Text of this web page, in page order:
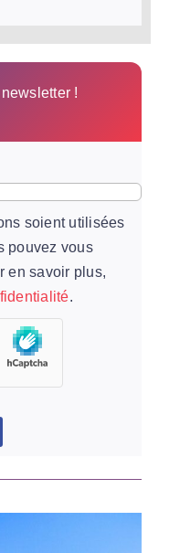
!
soient utilisées
pouvez vous
en savoir plus,
.